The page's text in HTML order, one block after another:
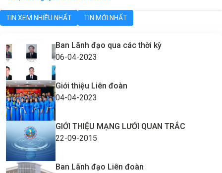
TIN XEM NHIỀU NHẤT TIN MỚI NHẤT
Ban Lãnh đạo qua các thời kỳ
06-04-2023
Giới thiệu Liên đoàn
04-04-2023
GIỚI THIỆU MẠNG LƯỚI QUAN TRẮC
22-09-2015
Ban Lãnh đạo Liên đoàn